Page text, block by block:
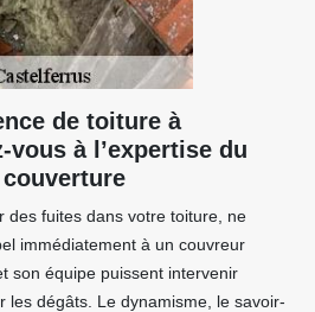
de toiture à
à l’expertise du
des fuites dans votre toiture, ne
immédiatement à un couvreur
son équipe puissent intervenir
les dégâts. Le dynamisme, le savoir-